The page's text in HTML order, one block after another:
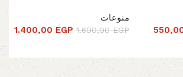
منوعات
1.600,00EGP
1.400,00 EGP